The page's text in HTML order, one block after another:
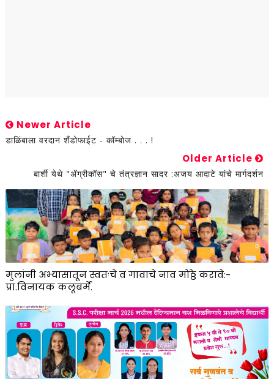
Newer Article
डाळिंबाला वरदान शँडोफाईट - कॉम्बोज . . . !
Older Article
बार्शी येथे "ॲग्रीकॉस" चे तंत्रज्ञान सादर :अजय आदाटे यांचे मार्गदर्शन
मुलांनी अभ्यासातून स्वतःचे व गावाचे नाव मोठ्ठे करावे:-
प्रा.विनायक कलूबर्मे.